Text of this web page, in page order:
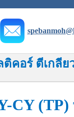
คอร์ ตีเกลีย
CY (TP)